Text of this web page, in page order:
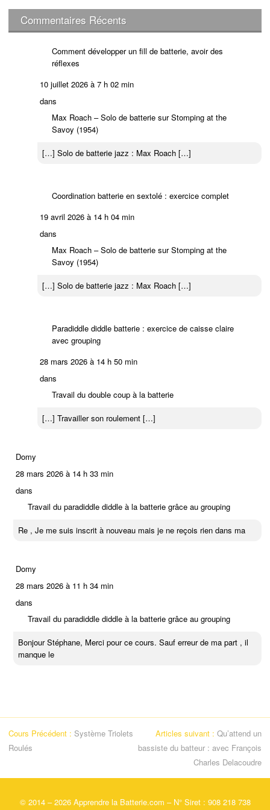
Commentaires Récents
Comment développer un fill de batterie, avoir des
réflexes
10 juillet 2026 à 7 h 02 min
dans
Max Roach – Solo de batterie sur Stomping at the
Savoy (1954)
[…] Solo de batterie jazz : Max Roach […]
Coordination batterie en sextolé : exercice complet
19 avril 2026 à 14 h 04 min
dans
Max Roach – Solo de batterie sur Stomping at the
Savoy (1954)
[…] Solo de batterie jazz : Max Roach […]
Paradiddle diddle batterie : exercice de caisse claire
avec grouping
28 mars 2026 à 14 h 50 min
dans
Travail du double coup à la batterie
[…] Travailler son roulement […]
Domy
28 mars 2026 à 14 h 33 min
dans
Travail du paradiddle diddle à la batterie grâce au grouping
Re , Je me suis inscrit à nouveau mais je ne reçois rien dans ma
Domy
28 mars 2026 à 11 h 34 min
dans
Travail du paradiddle diddle à la batterie grâce au grouping
Bonjour Stéphane, Merci pour ce cours. Sauf erreur de ma part , il
manque le
Cours Précédent : Système Triolets
Roulés
Articles suivant : Qu’attend un
bassiste du batteur : avec François
Charles Delacoudre
© 2014– 2026 Apprendre la Batterie.com – N° Siret : 908 218 738